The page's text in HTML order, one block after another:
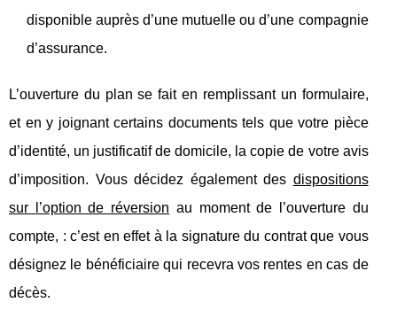
disponible auprès d’une mutuelle ou d’une compagnie
d’assurance.
L’ouverture du plan se fait en remplissant un formulaire,
et en y joignant certains documents tels que votre pièce
d’identité, un justificatif de domicile, la copie de votre avis
d’imposition. Vous décidez également des dispositions
sur l’option de réversion au moment de l’ouverture du
compte, : c’est en effet à la signature du contrat que vous
désignez le bénéficiaire qui recevra vos rentes en cas de
décès.